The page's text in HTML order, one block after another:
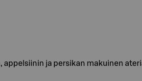
appelsiinin ja persikan makuinen